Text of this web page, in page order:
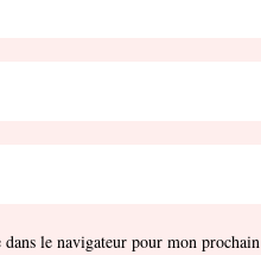
le navigateur pour mon prochain